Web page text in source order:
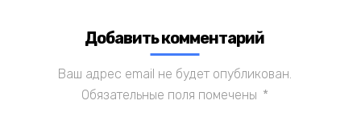
Добавить комментарий
Ваш адрес email не будет опубликован.
Обязательные поля помечены *